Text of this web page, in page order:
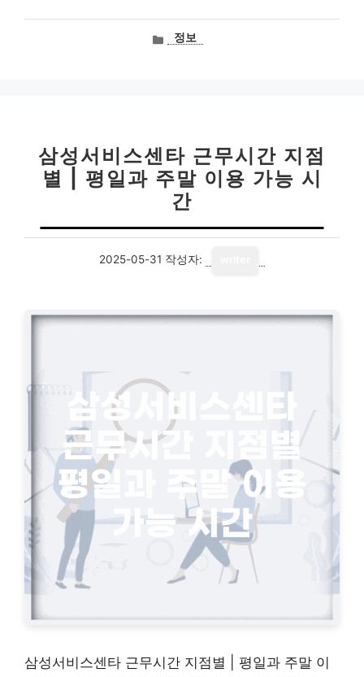
카정보
삼성서비스센타 근무시간 지점
별 | 평일과 주말 이용 가능 시
간
2025-05-31 작성자:
삼성서비스센타 근무시간 지점별 | 평일과 주말 이